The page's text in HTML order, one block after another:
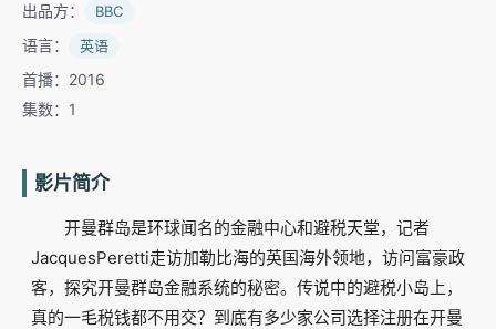
出品方： BBC
语言： 英语
首播：2016
集数：1
影片简介
开曼群岛是环球闻名的金融中心和避税天堂，记者
JacquesPeretti走访加勒比海的英国海外领地，访问富豪政
客，探究开曼群岛金融系统的秘密。传说中的避税小岛上，
真的一毛税钱都不用交？到底有多少家公司选择注册在开曼